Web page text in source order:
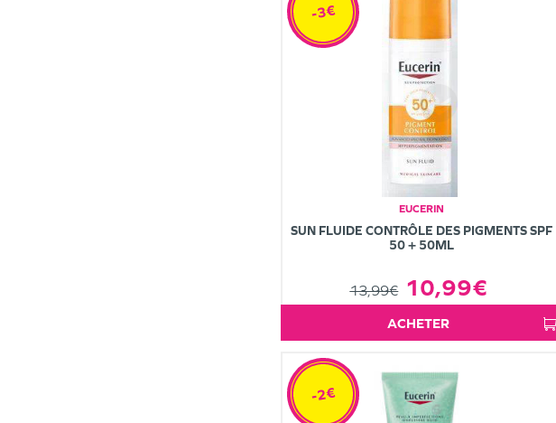
EUCERIN
SUN FLUIDE CONTRÔLE DES PIGMENTS SPF
50 + 50ML
13,99€ 10,99€
-3€
ACHETER
-2€